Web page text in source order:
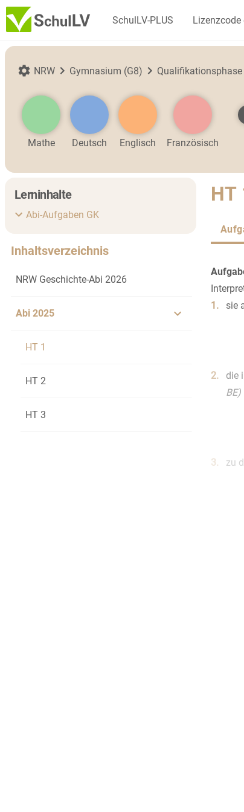
SchulLV-PLUS Lizenzcode
NRW Gymnasium (G8)
Mathe Deutsch Englisch Französisch
Lerninhalte
Abi-Aufgaben GK
Inhaltsverzeichnis
NRW Geschichte-Abi 2026
Abi 2025
HT 1
HT 2
HT 3
HT
1.
sie
2. die
BE)
3. zu